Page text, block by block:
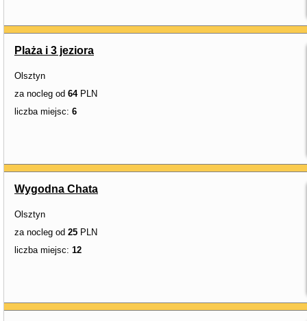
Plaża i 3 jeziora
Olsztyn
za nocleg od 64PLN
liczba miejsc: 6
Wygodna Chata
Olsztyn
za nocleg od 25 PLN
liczba miejsc: 12